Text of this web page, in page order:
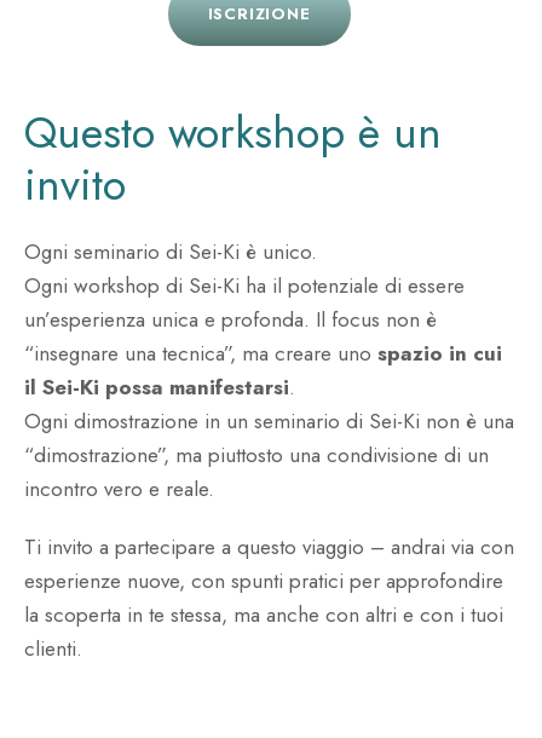
ISCRIZIONE
Questo workshop è un
invito
Ogni seminario di Sei-Ki è unico.
Ogni workshop di Sei-Ki ha il potenziale di essere
un’esperienza unica e profonda. Il focus non è
“insegnare una tecnica”, ma creare uno spazio in cui
il Sei-Ki possa manifestarsi.
Ogni dimostrazione in un seminario di Sei-Ki non è una
“dimostrazione”, ma piuttosto una condivisione di un
incontro vero e reale.
Ti invito a partecipare a questo viaggio – andrai via con
esperienze nuove, con spunti pratici per approfondire
la scoperta in te stessa, ma anche con altri e con i tuoi
clienti.